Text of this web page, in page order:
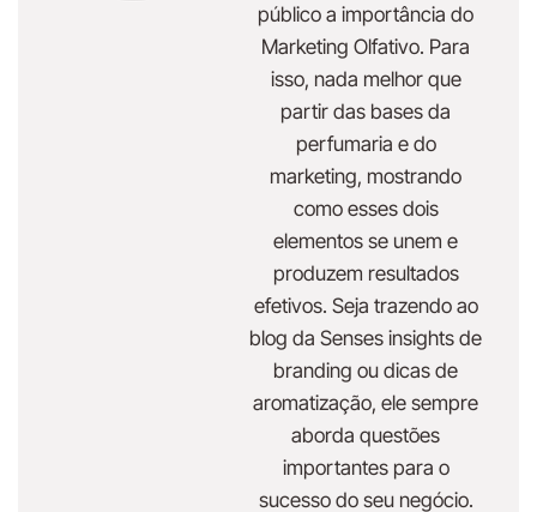
público a importância do
Marketing Olfativo. Para
isso, nada melhor que
partir das bases da
perfumaria e do
marketing, mostrando
como esses dois
elementos se unem e
produzem resultados
efetivos. Seja trazendo ao
blog da Senses insights de
branding ou dicas de
aromatização, ele sempre
aborda questões
importantes para o
sucesso do seu negócio.